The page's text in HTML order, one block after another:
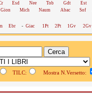
Esd Nee Tob Gdt Est
Gion Mich Naum Abac Sof
Ebr - Giac 1Pt 2Pt 1Gv 2Gv
TILC: Mostra N.Versetto: